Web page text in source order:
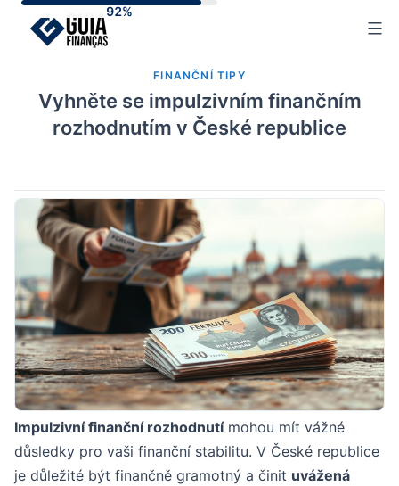
FINANČNÍ TIPY
Vyhněte se impulzivním finančním
rozhodnutím v České republice
Impulzivní finanční rozhodnutímohou mít vážné
důsledky pro vaši finanční stabilitu. V České republice
je důležité být finančně gramotný a činit uvážená